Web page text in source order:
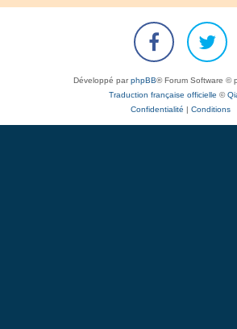
Développé parphpBB® Forum Software ©
Traduction française officielle ©
Confidentialité
Conditions